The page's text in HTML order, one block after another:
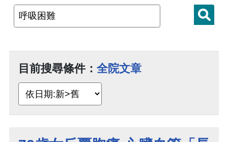
目前搜尋條件： 全院文章